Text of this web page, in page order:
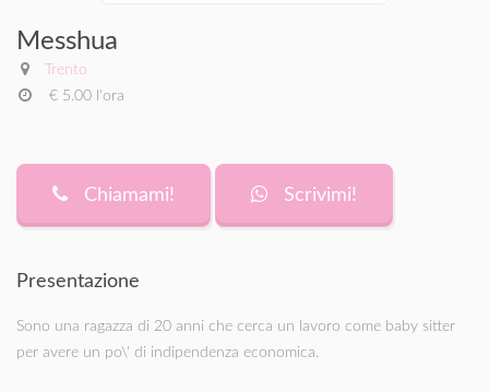
Messhua
Trento
€ 5.00 l'ora
Chiamami! Scrivimi!
Presentazione
Sono una ragazza di 20 anni che cerca un lavoro come baby sitter
per avere un po\' di indipendenza economica.